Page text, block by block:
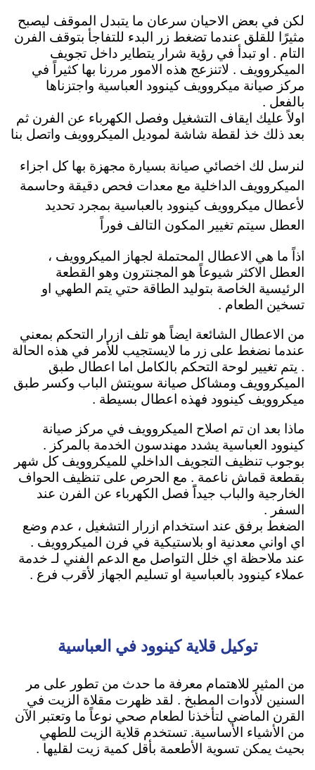
لكن في بعض الاحيان سرعان ما يتبدل الموقف ليصبح
مثيرًا للقلق عندما تضغط زر البدء للتفاجأ بتوقف الفرن
التام . او تبدأ في رؤية شرار يتطاير داخل تجويف
الميكروويف . لاتنزعج هذه الامور مررنا بها كثيراً في
مركز صيانة ميكروويف كينوود العباسية واجتزناها
بالفعل .
اولاً عليك ايقاف التشغيل وفصل الكهرباء عن الفرن ثم
بعد ذلك خذ لقطة شاشة لموديل الميكروويف واتصل بنا
لنرسل لك اخصائي صيانة بسيارة مجهزة بها كل اجزاء
الميكروويف الداخلية مع معدات فحص دقيقة وحاسمة
لأعطال ميكروويف كينوود بالعباسية بمجرد تحديد
العطل سيتم تغيير المكون التالف فوراً
اذاً ما هي الاعطال المحتملة لجهاز الميكروويف ،
العطل الاكثر شيوعاً هو المجنترون وهو القطعة
الرئيسية الخاصة بتوليد الطاقة حتي يتم الطهي او
تسخين الطعام .
من الاعطال الشائعة ايضاً هو تلف ازرار التحكم بمعني
عندما نضغط على زر ما لايستجيب للأمر في هذه الحالة
. يتم تغيير لوحة التحكم بالكامل اما اعطال طبق
الميكروويف ومشاكل صيانة سويتش الباب وكسر طبق
ميكروويف كينوود فهذه اعطال بسيطة .
ماذا بعد ان تم اصلاح الميكروويف في مركز صيانة
كينوود العباسية يشدد مهندسون الخدمة بالمركز .
بوجوب تنظيف التجويف الداخلي للميكروويف كل شهر
بقطعة قماش ناعمة . مع الحرص على تنظيف الحواف
الخارجية والباب جيداًَ فصل الكهرباء عن الفرن عند
السفر .
الضغط برفق عند استخدام ازرار التشغيل ، عدم وضع
اي اواني معدنية او بلاستيكية في فرن الميكروويف .
عند ملاحظة اي خلل التواصل مع الدعم الفني لـ خدمة
عملاء كينوود بالعباسية او تسليم الجهاز لأقرب فرع .
توكيل قلاية كينوود في العباسية
من المثير للاهتمام معرفة ما حدث من تطور على مر
السنين لأدوات المطبخ . لقد ظهرت مقلاة الزيت في
القرن الماضي لتأخذنا لطعام صحي نوعاً ما وتعتبر الآن
من الأشياء الأساسية. تستخدم قلاية الزيت للطهي
بحيث يمكن تسوية الأطعمة بأقل كمية زيت لقليها .